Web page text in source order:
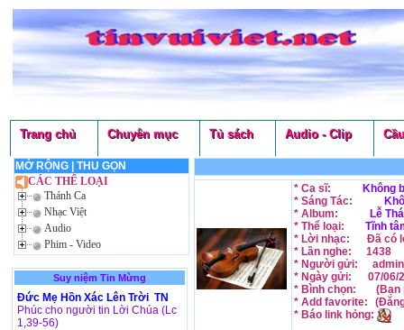
Trang chủ Chuyên mục Tủ sách Audio - Clip
MỞ RỘNG
THU GỌN
CÁC THỂ LOẠI
Thánh Ca
Nhạc Việt
Audio
Phim - Video
Suy niệm Tin Mừng
Đức Mẹ Hồn Xác Lên Trời TN
Phúc cho người tin Lời Chúa (Lc
1,39-56)
* Ca sĩ:
Không
* Sáng Tác:
* Album:
Lễ
* Thể loại:
Tĩnh
* Lời nhạc:
Đã có
* Lần nghe:
1438
* Người gửi:
admin
* Ngày gửi:
07/06/
* Bình chọn:
(Bạn
* Add favorite:
* Báo link hỏng: